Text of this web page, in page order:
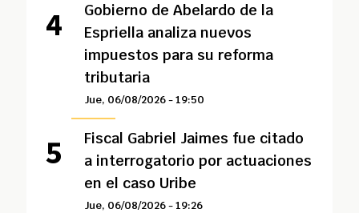
Gobierno de Abelardo de la
Espriella analiza nuevos
impuestos para su reforma
tributaria
Jue, 06/08/2026 - 19:50
Fiscal Gabriel Jaimes fue citado
a interrogatorio por actuaciones
en el caso Uribe
Jue, 06/08/2026 - 19:26